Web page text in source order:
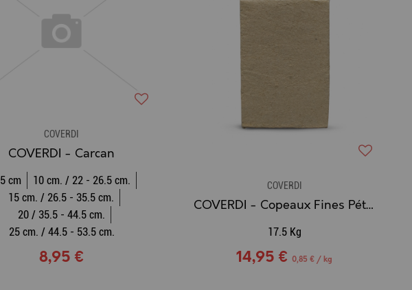
COVERDI
COVERDI - Carcan
cm
10 cm. / 22 - 26.5 cm.
15 cm. / 26.5 - 35.5 cm.
20 / 35.5 - 44.5 cm.
25 cm. / 44.5 - 53.5 cm.
8,95 €
COVERDI
COVERDI - Copeaux Fines Pétales Désciurés & Dépoussiérés - 17.5Kg
17.5 Kg
14,95 € 0,85 € / kg